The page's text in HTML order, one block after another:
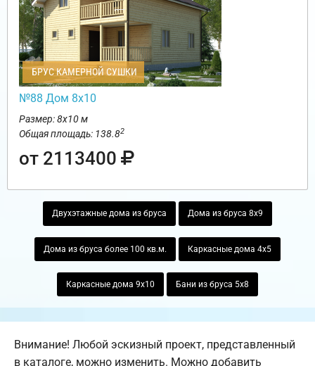
БРУС КАМЕРНОЙ СУШКИ
№88 Дом 8х10
Размер: 8х10 м
Общая площадь: 138.82
от 2113400
Двухэтажные дома из бруса Дома из бруса 8х9
Дома из бруса более 100 кв.м. Каркасные дома 4х5
Каркасные дома 9х10 Бани из бруса 5х8
Внимание! Любой эскизный проект, представленный
в каталоге, можно изменить. Можно добавить